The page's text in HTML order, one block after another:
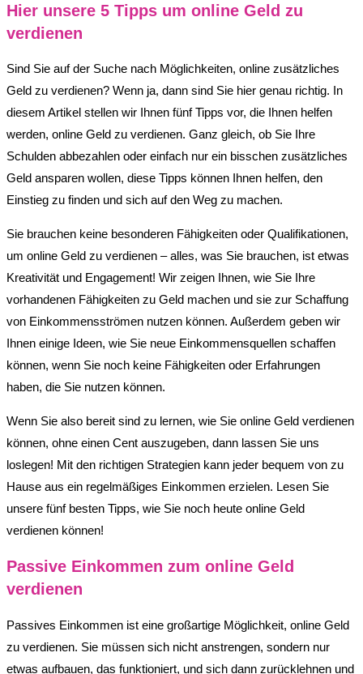
Hier unsere 5 Tipps um online Geld zu
verdienen
Sind Sie auf der Suche nach Möglichkeiten, online zusätzliches
Geld zu verdienen? Wenn ja, dann sind Sie hier genau richtig. In
diesem Artikel stellen wir Ihnen fünf Tipps vor, die Ihnen helfen
werden, online Geld zu verdienen. Ganz gleich, ob Sie Ihre
Schulden abbezahlen oder einfach nur ein bisschen zusätzliches
Geld ansparen wollen, diese Tipps können Ihnen helfen, den
Einstieg zu finden und sich auf den Weg zu machen.
Sie brauchen keine besonderen Fähigkeiten oder Qualifikationen,
um online Geld zu verdienen – alles, was Sie brauchen, ist etwas
Kreativität und Engagement! Wir zeigen Ihnen, wie Sie Ihre
vorhandenen Fähigkeiten zu Geld machen und sie zur Schaffung
von Einkommensströmen nutzen können. Außerdem geben wir
Ihnen einige Ideen, wie Sie neue Einkommensquellen schaffen
können, wenn Sie noch keine Fähigkeiten oder Erfahrungen
haben, die Sie nutzen können.
Wenn Sie also bereit sind zu lernen, wie Sie online Geld verdienen
können, ohne einen Cent auszugeben, dann lassen Sie uns
loslegen! Mit den richtigen Strategien kann jeder bequem von zu
Hause aus ein regelmäßiges Einkommen erzielen. Lesen Sie
unsere fünf besten Tipps, wie Sie noch heute online Geld
verdienen können!
Passive Einkommen zum online Geld
verdienen
Passives Einkommen ist eine großartige Möglichkeit, online Geld
zu verdienen. Sie müssen sich nicht anstrengen, sondern nur
etwas aufbauen, das funktioniert, und sich dann zurücklehnen und